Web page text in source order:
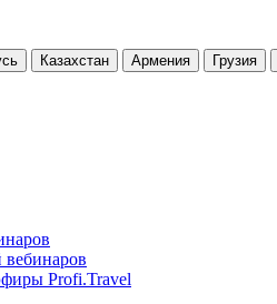
Казахстан Армения Грузия
вебинаров
Profi.Travel